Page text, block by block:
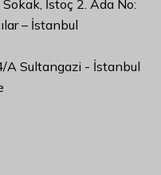
İstoç 2. Ada No:
– İstanbul
A Sultangazi - İstanbul